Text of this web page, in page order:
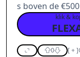
s boven de €500
klik &
0 [+]